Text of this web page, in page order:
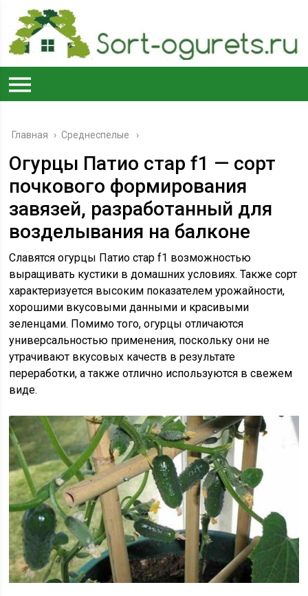
Главная › Среднеспелые
Огурцы Патио стар f1 — сорт
почкового формирования
завязей, разработанный для
возделывания на балконе
Славятся огурцы Патио стар f1 возможностью
выращивать кустики в домашних условиях. Также сорт
характеризуется высоким показателем урожайности,
хорошими вкусовыми данными и красивыми
зеленцами. Помимо того, огурцы отличаются
универсальностью применения, поскольку они не
утрачивают вкусовых качеств в результате
переработки, а также отлично используются в свежем
виде.